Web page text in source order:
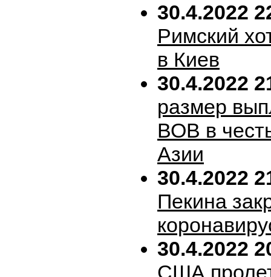
30.4.2022
Римский
в Киев
30.4.2022
размер
ВОВ в
Азии
30.4.2022
Пекина
30.4.2022
США